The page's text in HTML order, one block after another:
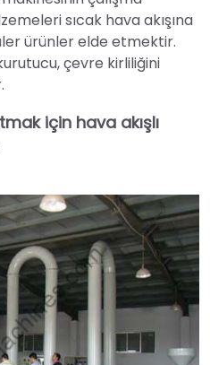
sıcak hava akışına
ürünler elde etmektir.
çevre kirliliğini
için hava akışlı